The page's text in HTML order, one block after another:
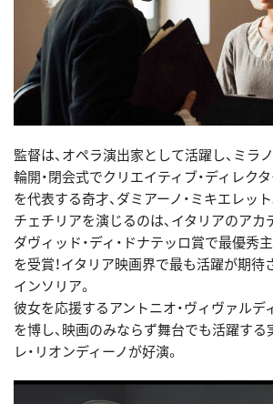
監督は、オペラ演出家として活躍し、ミラ
輪開・閉会式でクリエイティブ・ディレク
を代表する奇才、ダミアーノ・ミキエレット
チェチリアを演じるのは、イタリアのア
ダヴィッド・ディ・ドナテッロ賞で最優秀
を受賞！イタリア映画界で最も活躍が期待
インソリア。
彼女を応援するアントニオ・ヴィヴァルデ
を博し、映画のみならず舞台でも活躍する
レ・リオンディーノが好演。